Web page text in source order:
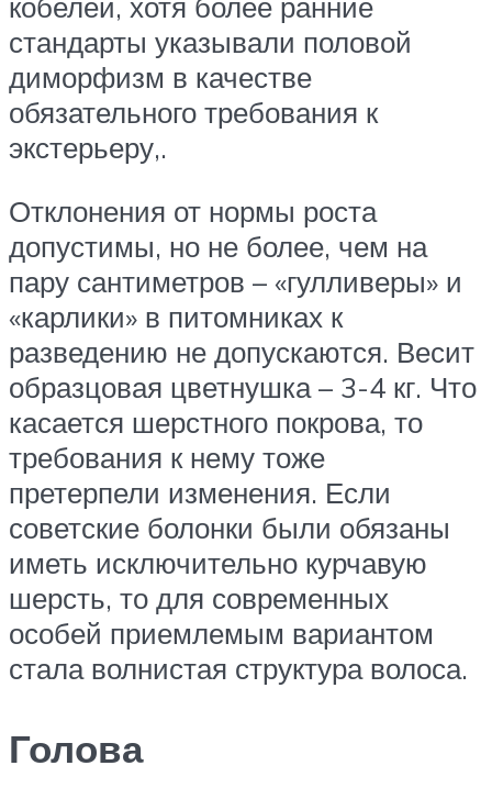
стандарты указывали половой
диморфизм в качестве
обязательного требования к
экстерьеру,.
Отклонения от нормы роста
допустимы, но не более, чем на
пару сантиметров – «гулливеры» и
«карлики» в питомниках к
разведению не допускаются. Весит
образцовая цветнушка – 3-4 кг. Что
касается шерстного покрова, то
требования к нему тоже
претерпели изменения. Если
советские болонки были обязаны
иметь исключительно курчавую
шерсть, то для современных
особей приемлемым вариантом
стала волнистая структура волоса.
Голова